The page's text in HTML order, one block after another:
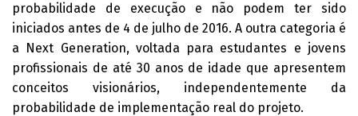
probabilidade de execução e não podem ter sido
iniciados antes de 4 de julho de 2016. A outra categoria é
a Next Generation, voltada para estudantes e jovens
profissionais de até 30 anos de idade que apresentem
conceitos visionários, independentemente da
probabilidade de implementação real do projeto.